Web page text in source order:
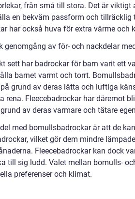
från små till stora. Det är
en bekväm passform och tillräcklig
har också huva för extra värme och
genomgång av för- och nackdelar
sett har badrockar för barn varit ett
barnet varmt och torrt.
grund av deras lätta och luftiga
rena. Fleecebadrockar har däremot
av deras varmare och tätare
med bomullsbadrockar är att de
vilket gör dem mindre
Fleecebadrockar kan dock
till sig ludd. Valet mellan bomulls-
preferenser och klimat.